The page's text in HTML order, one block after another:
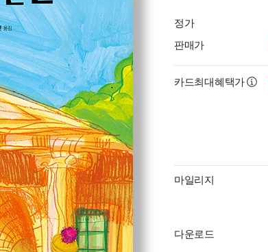
정가
판매가
카드최대혜택가
마일리지
다운로드